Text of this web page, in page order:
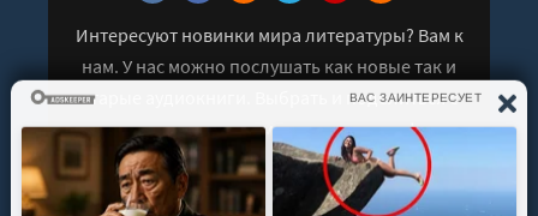
Интересуют новинки мира литературы? Вам к
нам. У нас можно послушать как новые так и
старые аудиокниги. Выбрать и поделиться с
друзьями лучшими аудиокнигами!